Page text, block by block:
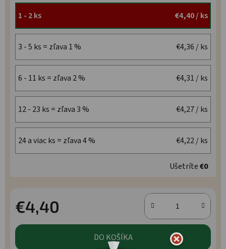
1 - 2 ks €4,40/ ks
3 - 5 ks = zľava 1 % €4,36 / ks
6 - 11 ks = zľava 2 % €4,31 / ks
12 - 23 ks = zľava 3 % €4,27/ ks
24 a viac ks = zľava 4 % €4,22/ ks
Ušetríte€0
€4,40
Jednotková cena:
DO KOŠÍKA